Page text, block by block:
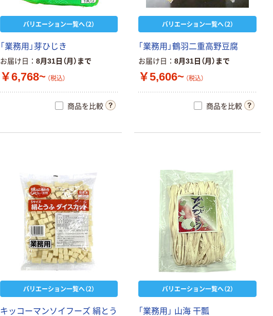
バリエーション一覧へ（2）
「業務用」芽ひじき
お届け日 8月31日（月）まで
￥6,768~ （税込）
商品を比較
バリエーション一覧へ（2）
「業務用」鶴羽二重高野豆腐
お届け日 8月31日（月）まで
￥5,606~ （税込）
商品を比較
バリエーション一覧へ（2）
キッコーマンソイフーズ 絹とう
バリエーション一覧へ（2）
「業務用」 山海 干瓢